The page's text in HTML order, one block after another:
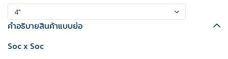
4"
คำอธิบายสินค้าแบบย่อ
Soc x Soc